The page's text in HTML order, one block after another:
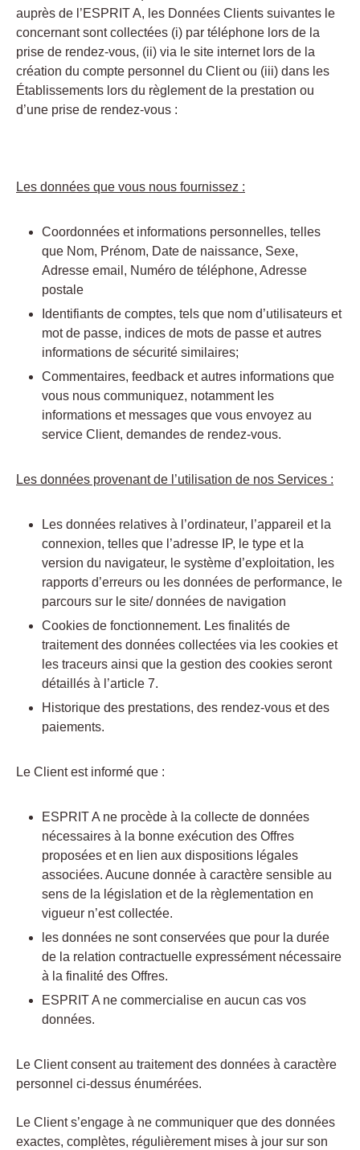
auprès de l’ESPRIT A, les Données Clients suivantes le
concernant sont collectées (i) par téléphone lors de la
prise de rendez-vous, (ii) via le site internet lors de la
création du compte personnel du Client ou (iii) dans les
Établissements lors du règlement de la prestation ou
d’une prise de rendez-vous :
Les données que vous nous fournissez :
Coordonnées et informations personnelles, telles
que Nom, Prénom, Date de naissance, Sexe,
Adresse email, Numéro de téléphone, Adresse
postale
Identifiants de comptes, tels que nom d’utilisateurs et
mot de passe, indices de mots de passe et autres
informations de sécurité similaires;
Commentaires, feedback et autres informations que
vous nous communiquez, notamment les
informations et messages que vous envoyez au
service Client, demandes de rendez-vous.
Les données provenant de l’utilisation de nos Services :
Les données relatives à l’ordinateur, l’appareil et la
connexion, telles que l’adresse IP, le type et la
version du navigateur, le système d’exploitation, les
rapports d’erreurs ou les données de performance, le
parcours sur le site/ données de navigation
Cookies de fonctionnement. Les finalités de
traitement des données collectées via les cookies et
les traceurs ainsi que la gestion des cookies seront
détaillés à l’article 7.
Historique des prestations, des rendez-vous et des
paiements.
Le Client est informé que :
ESPRIT A ne procède à la collecte de données
nécessaires à la bonne exécution des Offres
proposées et en lien aux dispositions légales
associées. Aucune donnée à caractère sensible au
sens de la législation et de la règlementation en
vigueur n’est collectée.
les données ne sont conservées que pour la durée
de la relation contractuelle expressément nécessaire
à la finalité des Offres.
ESPRIT A ne commercialise en aucun cas vos
données.
Le Client consent au traitement des données à caractère
personnel ci-dessus énumérées.
Le Client s’engage à ne communiquer que des données
exactes, complètes, régulièrement mises à jour sur son